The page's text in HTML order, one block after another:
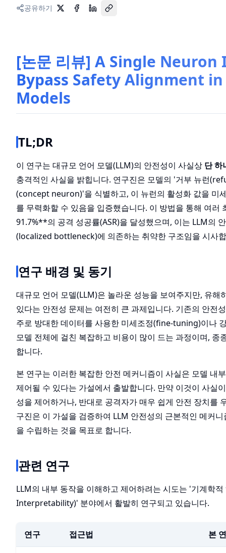
공유하기
[논문 리뷰] A Single
Bypass Safety Alignment
Models
TL;DR
이 연구는 대규모 언어 모델(LLM)의 안전성이 사실상 단 하
충격적인 사실을 밝힙니다. 연구진은 모델의 '거부 뉴런
(concept neuron)'을 식별하고, 이 뉴런의 활성화 값을 미
를 무력화할 수 있음을 입증했습니다. 이 방법을 통해 여
91.7%**의 공격 성공률(ASR)을 달성했으며, 이는 LLM의
(localized bottleneck)에 의존하는 취약한 구조임을 시사
연구 배경 및 동기
대규모 언어 모델(LLM)은 놀라운 성능을 보여주지만, 유해
있다는 안전성 문제는 여전히 큰 과제입니다. 기존의 안전
주로 방대한 데이터를 사용한 미세조정(fine-tuning)이나
모델 전체에 걸친 복잡하고 비용이 많이 드는 과정이며, 종
합니다.
본 연구는 이러한 복잡한 안전 메커니즘이 사실은 모델 내
제어될 수 있다는 가설에서 출발합니다. 만약 이것이 사실
성을 제어하거나, 반대로 공격자가 매우 쉽게 안전 장치를
구진은 이 가설을 검증하여 LLM 안전성의 근본적인 메커
을 수립하는 것을 목표로 합니다.
관련 연구
LLM의 내부 동작을 이해하고 제어하려는 시도는 '기계학
Interpretability)' 분야에서 활발히 연구되고 있습니다.
연구 접근법 본